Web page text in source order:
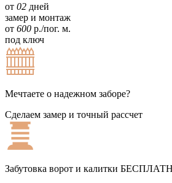
от 02 дней
замер и монтаж
от 600 р./пог. м.
под ключ
Мечтаете о надежном заборе?
Сделаем замер и точный рассчет
Забутовка ворот и калитки